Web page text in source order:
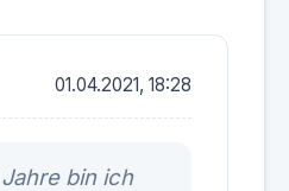
01.04.2021, 18:28
bin ich